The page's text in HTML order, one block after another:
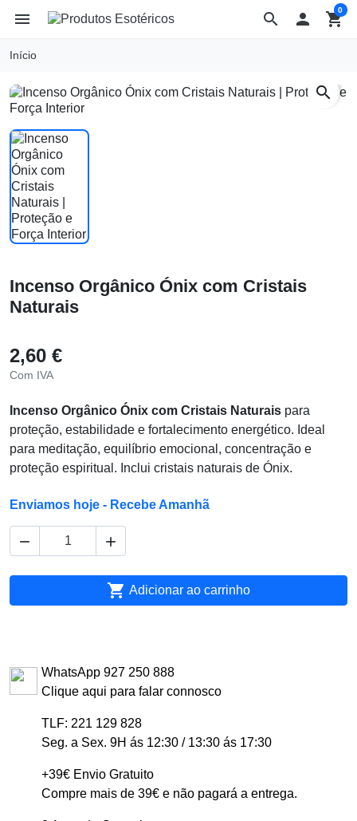
search
menu  shopping_cart
0
Início
search
Incenso Orgânico Ónix com Cristais
Naturais
2,60 €
Com IVA
Incenso Orgânico Ónix com Cristais Naturais para
proteção, estabilidade e fortalecimento energético. Ideal
para meditação, equilíbrio emocional, concentração e
proteção espiritual. Inclui cristais naturais de Ónix.
Enviamos hoje - Recebe Amanhã
 
 Adicionar ao carrinho
WhatsApp 927 250 888
Clique aqui para falar connosco
TLF: 221 129 828
Seg. a Sex. 9H ás 12:30 / 13:30 ás 17:30
+39€ Envio Gratuito
Compre mais de 39€ e não pagará a entrega.